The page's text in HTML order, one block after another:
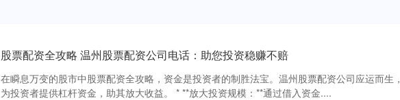
股票配资全攻略 温州股票配资公司电话：助您投资稳赚不赔
在瞬息万变的股市中股票配资全攻略，资金是投资者的制胜法宝。温州股票配资公司应运而生，
为投资者提供杠杆资金，助其放大收益。 * **放大投资规模：**通过借入资金....